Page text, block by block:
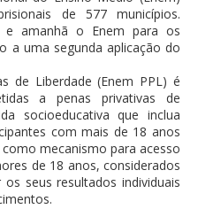
de 577 municípios.
e amanhã o Enem para os
a uma segunda aplicação do
de Liberdade (Enem PPL) é
a penas privativas de
socioeducativa que inclua
com mais de 18 anos
mecanismo para acesso
de 18 anos, considerados
seus resultados individuais